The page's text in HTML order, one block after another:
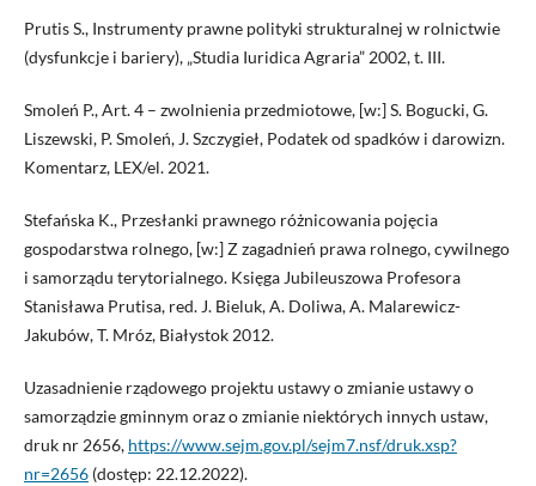
Prutis S., Instrumenty prawne polityki strukturalnej w rolnictwie
(dysfunkcje i bariery), „Studia Iuridica Agraria” 2002, t. III.
Smoleń P., Art. 4 – zwolnienia przedmiotowe, [w:] S. Bogucki, G.
Liszewski, P. Smoleń, J. Szczygieł, Podatek od spadków i darowizn.
Komentarz, LEX/el. 2021.
Stefańska K., Przesłanki prawnego różnicowania pojęcia
gospodarstwa rolnego, [w:] Z zagadnień prawa rolnego, cywilnego
i samorządu terytorialnego. Księga Jubileuszowa Profesora
Stanisława Prutisa, red. J. Bieluk, A. Doliwa, A. Malarewicz-
Jakubów, T. Mróz, Białystok 2012.
Uzasadnienie rządowego projektu ustawy o zmianie ustawy o
samorządzie gminnym oraz o zmianie niektórych innych ustaw,
druk nr 2656, https://www.sejm.gov.pl/sejm7.nsf/druk.xsp?
nr=2656(dostęp: 22.12.2022).